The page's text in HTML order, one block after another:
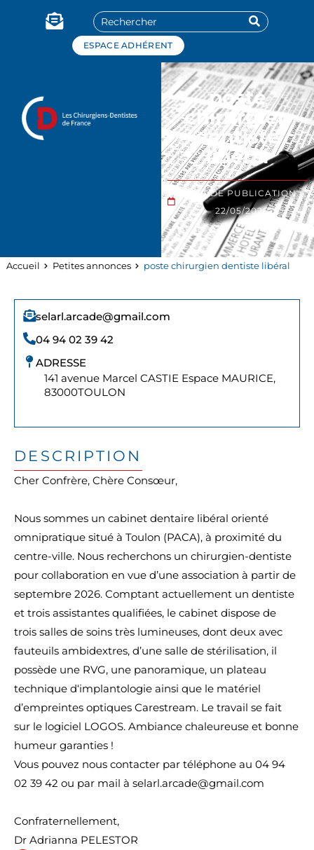
ESPACE ADHÉRENT
poste
chirurgien
dentiste
libéral
DATE DE PUBLICATION :
22/05/2026
Accueil Petites annonces poste chirurgien dentiste libéral
selarl.arcade@gmail.com
04 94 02 39 42
ADRESSE
141 avenue Marcel CASTIE Espace MAURICE,
83000TOULON
DESCRIPTION
Cher Confrère, Chère Consœur,
Nous sommes un cabinet dentaire libéral orienté
omnipratique situé à Toulon (PACA), à proximité du
centre-ville. Nous recherchons un chirurgien-dentiste
pour collaboration en vue d’une association à partir de
septembre 2026. Comptant actuellement un dentiste
et trois assistantes qualifiées, le cabinet dispose de
trois salles de soins très lumineuses, dont deux avec
fauteuils ambidextres, d’une salle de stérilisation, il
possède une RVG, une panoramique, un plateau
technique d‘implantologie ainsi que le matériel
d’empreintes optiques Carestream. Le travail se fait
sur le logiciel LOGOS. Ambiance chaleureuse et bonne
humeur garanties !
Vous pouvez nous contacter par téléphone au 04 94
02 39 42 ou par mail à selarl.arcade@gmail.com
Confraternellement,
Dr Adrianna PELESTOR
Panneau de gestion des cookies